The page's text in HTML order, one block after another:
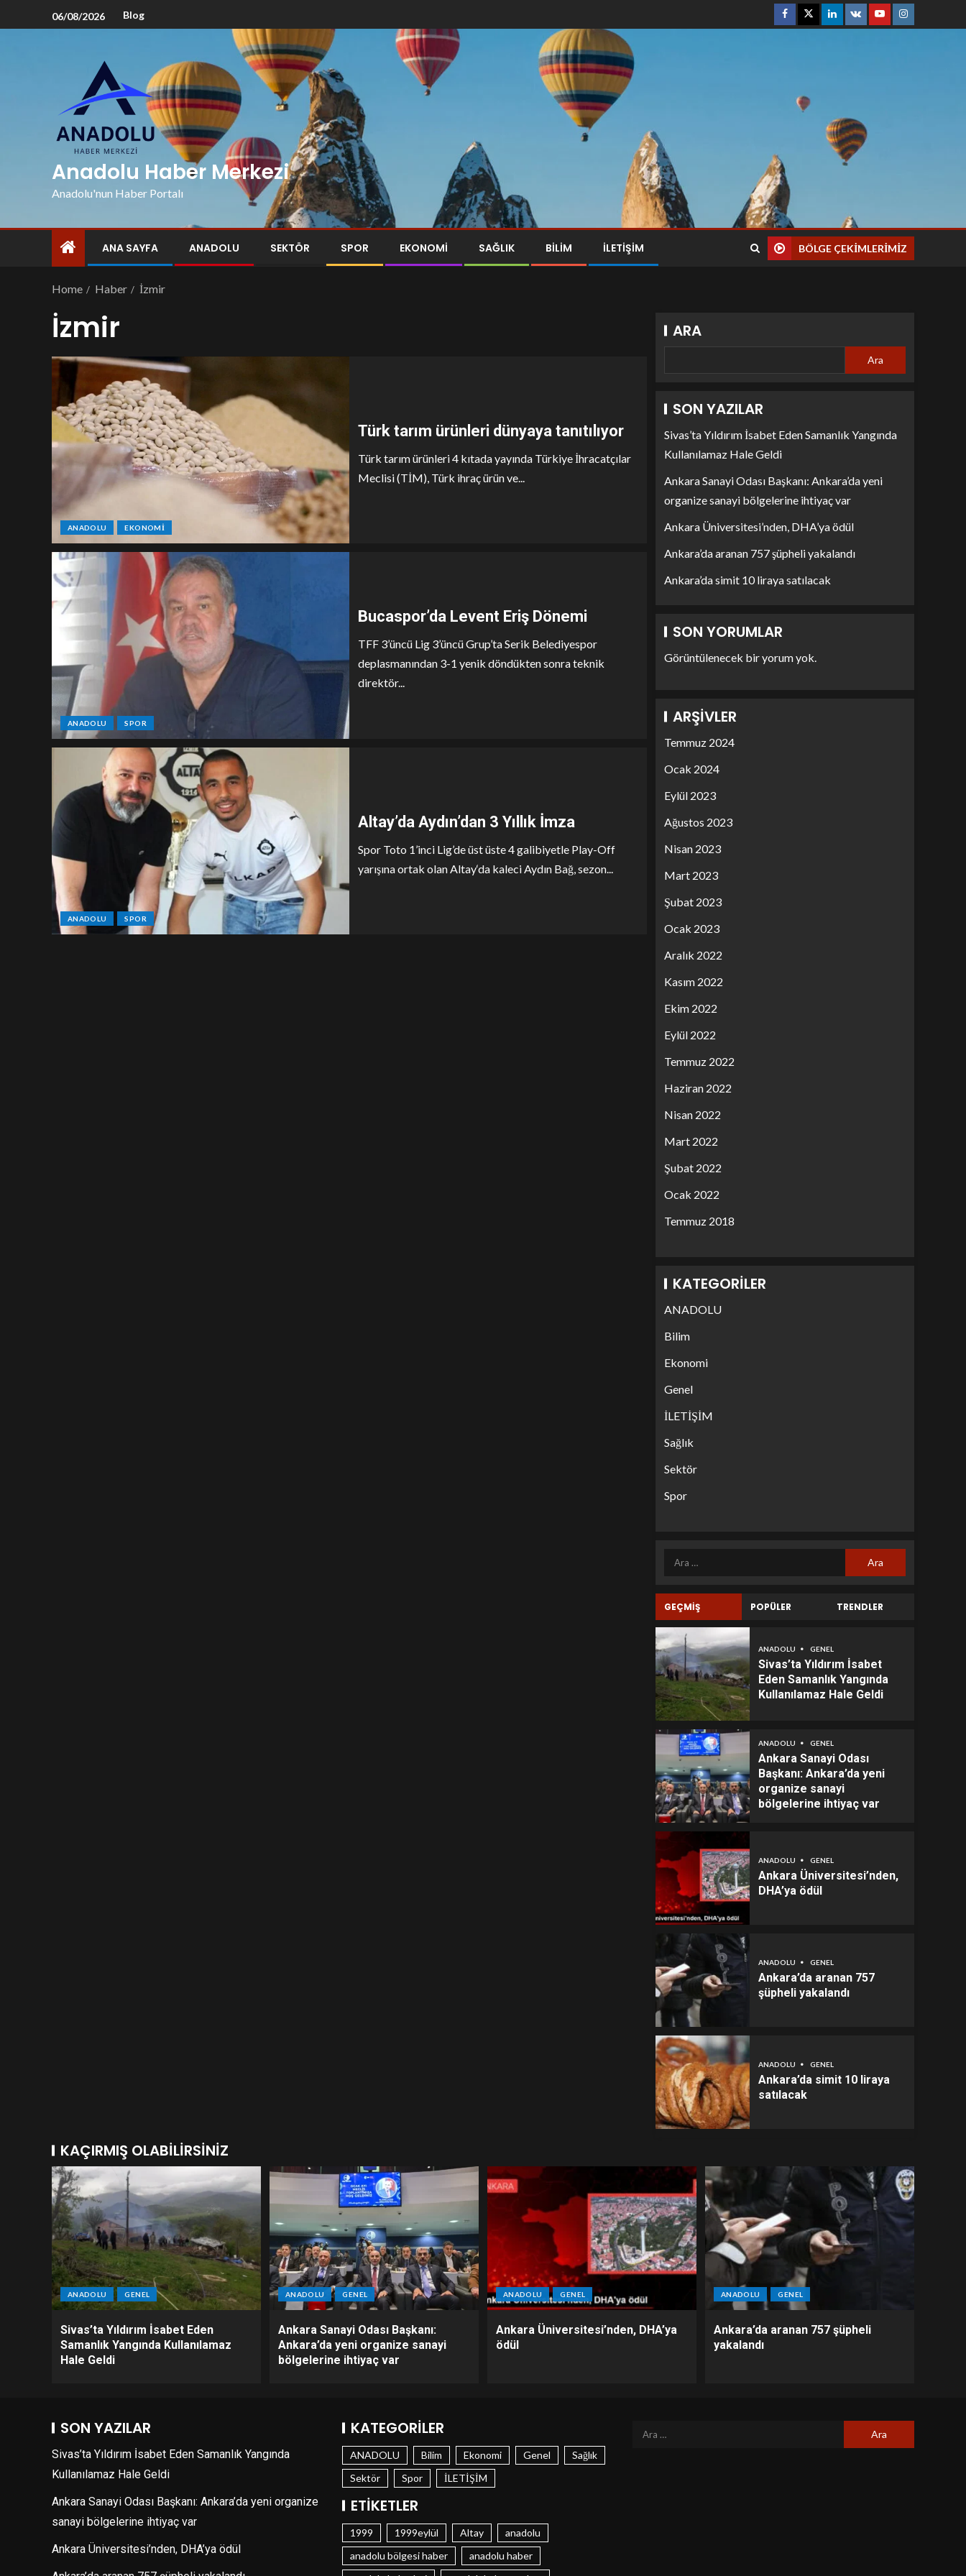
06/08/2026 Blog
Anadolu Haber Merkezi
Anadolu'nun Haber Portalı
ANA SAYFA ANADOLU SEKTÖR SPOR EKONOMI SAĞLIK BILIM İLETİŞİM BÖLGE ÇEKIMLERIMIZ
Home Haber İzmir
İzmir
ANADOLU EKONOMI
Türk tarım ürünleri dünyaya tanıtılıyor
Türk tarım ürünleri 4 kıtada yayında Türkiye İhracatçılar
Meclisi (TİM), Türk ihraç ürün ve...
ANADOLU SPOR
Bucaspor’da Levent Eriş Dönemi
TFF 3’üncü Lig 3’üncü Grup’ta Serik Belediyespor
deplasmanından 3-1 yenik döndükten sonra teknik
direktör...
ANADOLU SPOR
Altay’da Aydın’dan 3 Yıllık İmza
Spor Toto 1’inci Lig’de üst üste 4 galibiyetle Play-Off
yarışına ortak olan Altay‘da kaleci Aydın Bağ, sezon...
ARA
Ara
SON YAZILAR
Sivas’ta Yıldırım İsabet Eden Samanlık Yangında
Kullanılamaz Hale Geldi
Ankara Sanayi Odası Başkanı: Ankara’da yeni
organize sanayi bölgelerine ihtiyaç var
Ankara Üniversitesi’nden, DHA’ya ödül
Ankara’da aranan 757 şüpheli yakalandı
Ankara’da simit 10 liraya satılacak
SON YORUMLAR
Görüntülenecek bir yorum yok.
ARŞIVLER
Temmuz 2024
Ocak 2024
Eylül 2023
Ağustos 2023
Nisan 2023
Mart 2023
Şubat 2023
Ocak 2023
Aralık 2022
Kasım 2022
Ekim 2022
Eylül 2022
Temmuz 2022
Haziran 2022
Nisan 2022
Mart 2022
Şubat 2022
Ocak 2022
Temmuz 2018
KATEGORILER
ANADOLU
Bilim
Ekonomi
Genel
İLETİŞİM
Sağlık
Sektör
Spor
GEÇMİŞ POPÜLER TRENDLER
ANADOLU GENEL
Sivas’ta Yıldırım İsabet
Eden Samanlık Yangında
Kullanılamaz Hale Geldi
ANADOLU GENEL
Ankara Sanayi Odası
Başkanı: Ankara’da yeni
organize sanayi
bölgelerine ihtiyaç var
ANADOLU GENEL
Ankara Üniversitesi’nden,
DHA’ya ödül
ANADOLU GENEL
Ankara’da aranan 757
şüpheli yakalandı
ANADOLU GENEL
Ankara’da simit 10 liraya
satılacak
KAÇIRMIŞ OLABILIRSINIZ
ANADOLU GENEL
Sivas’ta Yıldırım İsabet Eden
Samanlık Yangında Kullanılamaz
Hale Geldi
ANADOLU GENEL
Ankara Sanayi Odası Başkanı:
Ankara’da yeni organize sanayi
bölgelerine ihtiyaç var
ANADOLU GENEL
Ankara Üniversitesi’nden, DHA’ya
ödül
ANADOLU GENEL
Ankara’da aranan 757 şüpheli
yakalandı
SON YAZILAR
Sivas’ta Yıldırım İsabet Eden Samanlık Yangında
Kullanılamaz Hale Geldi
Ankara Sanayi Odası Başkanı: Ankara’da yeni organize
sanayi bölgelerine ihtiyaç var
Ankara Üniversitesi’nden, DHA’ya ödül
KATEGORILER
ANADOLU Bilim Ekonomi Genel
Sağlık
Sektör
Spor İLETİŞİM
ETIKETLER
1999 1999eylül Altay
anadolu
anadolu bölgesi haber
anadolu haber